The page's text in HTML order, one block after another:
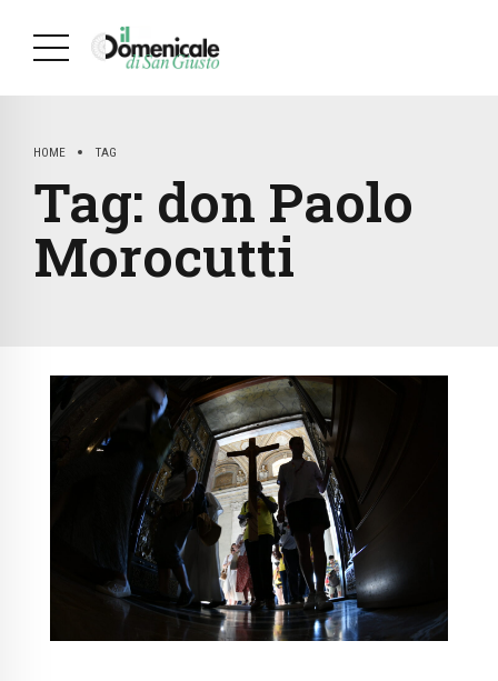
HOME TAG
Tag: don Paolo
Morocutti